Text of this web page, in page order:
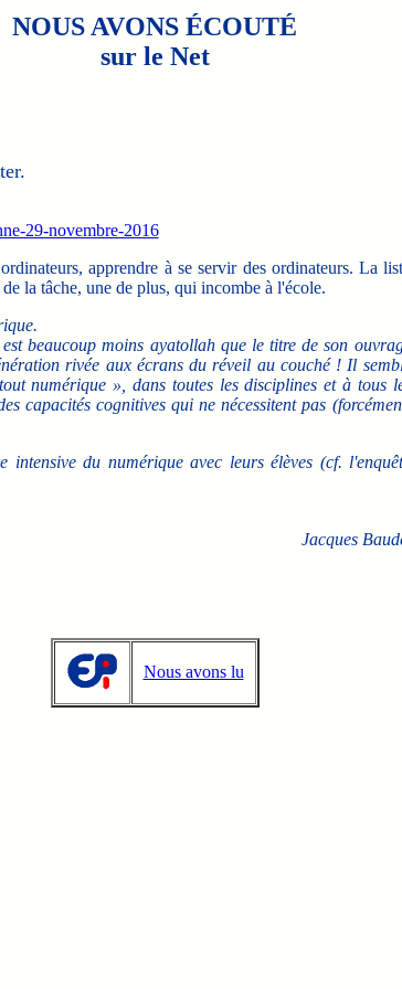
NOUS AVONS ÉCOUTÉ
sur le Net
29-novembre-2016
apprendre à se servir des ordinateurs. La
la tâche, une de plus, qui incombe à l'école.
beaucoup moins ayatollah que le titre de son
rivée aux écrans du réveil au couché ! Il
numérique », dans toutes les disciplines et à tous
capacités cognitives qui ne nécessitent pas
du numérique avec leurs élèves (cf.
Jacques
Nous avons lu